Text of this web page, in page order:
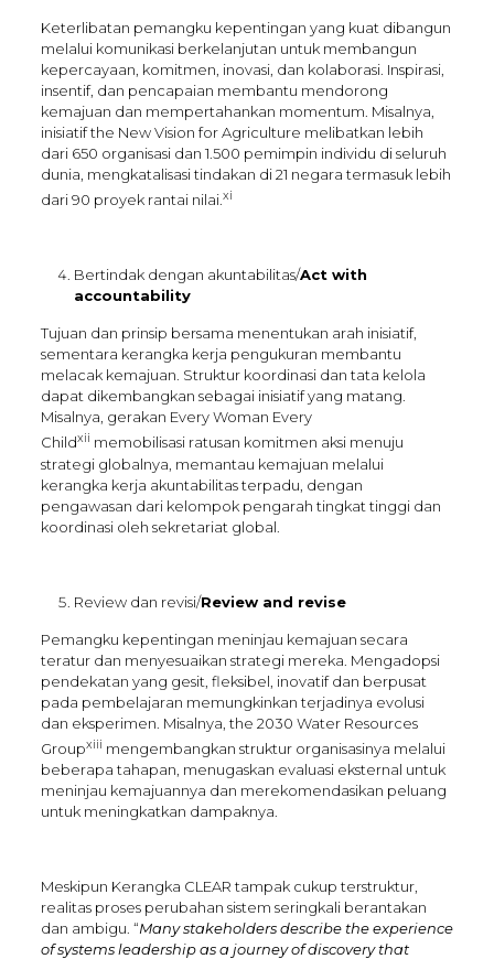
Keterlibatan pemangku kepentingan yang kuat dibangun
melalui komunikasi berkelanjutan untuk membangun
kepercayaan, komitmen, inovasi, dan kolaborasi. Inspirasi,
insentif, dan pencapaian membantu mendorong
kemajuan dan mempertahankan momentum. Misalnya,
inisiatif the New Vision for Agriculture melibatkan lebih
dari 650 organisasi dan 1.500 pemimpin individu di seluruh
dunia, mengkatalisasi tindakan di 21 negara termasuk lebih
dari 90 proyek rantai nilai.xi
Bertindak dengan akuntabilitas/Act with
accountability
Tujuan dan prinsip bersama menentukan arah inisiatif,
sementara kerangka kerja pengukuran membantu
melacak kemajuan. Struktur koordinasi dan tata kelola
dapat dikembangkan sebagai inisiatif yang matang.
Misalnya, gerakan Every Woman Every
Childxii memobilisasi ratusan komitmen aksi menuju
strategi globalnya, memantau kemajuan melalui
kerangka kerja akuntabilitas terpadu, dengan
pengawasan dari kelompok pengarah tingkat tinggi dan
koordinasi oleh sekretariat global.
Review dan revisi/Review and revise
Pemangku kepentingan meninjau kemajuan secara
teratur dan menyesuaikan strategi mereka. Mengadopsi
pendekatan yang gesit, fleksibel, inovatif dan berpusat
pada pembelajaran memungkinkan terjadinya evolusi
dan eksperimen. Misalnya, the 2030 Water Resources
Groupxiii mengembangkan struktur organisasinya melalui
beberapa tahapan, menugaskan evaluasi eksternal untuk
meninjau kemajuannya dan merekomendasikan peluang
untuk meningkatkan dampaknya.
Meskipun Kerangka CLEAR tampak cukup terstruktur,
realitas proses perubahan sistem seringkali berantakan
dan ambigu. “Many stakeholders describe the experience
of systems leadership as a journey of discovery that